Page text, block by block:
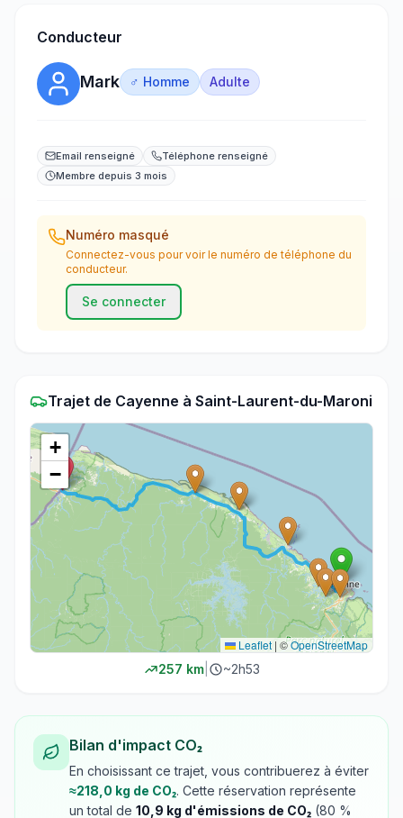
Conducteur
Mark ♂ Homme Adulte
Email renseigné
Téléphone renseigné
Membre depuis 3 mois
Numéro masqué
Connectez-vous pour voir le numéro de téléphone du
conducteur.
Se connecter
Trajet de Cayenne à Saint-Laurent-du-Maroni
+
−
Leaflet | ©OpenStreetMap
257 km| ~2h53
Bilan d'impact CO₂
En choisissant ce trajet, vous contribuerez à éviter
≈218,0 kg de CO₂. Cette réservation représente
un total de 10,9 kg d'émissions de CO₂ (80 %